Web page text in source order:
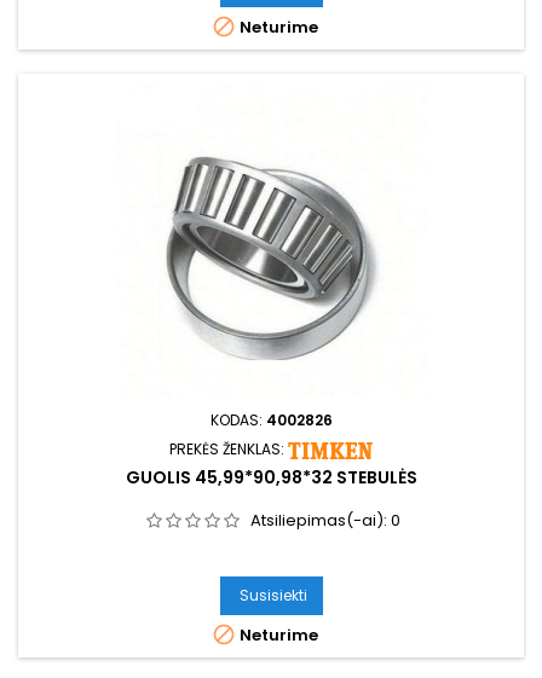
 Neturime
KODAS: 4002826
PREKĖS ŽENKLAS:
GUOLIS 45,99*90,98*32 STEBULĖS
Atsiliepimas(-ai): 0
Susisiekti
 Neturime